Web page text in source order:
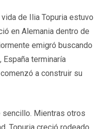
de Ilia Topuria estuvo
en Alemania dentro de
emigró buscando
España terminaría
a construir su
sencillo. Mientras otros